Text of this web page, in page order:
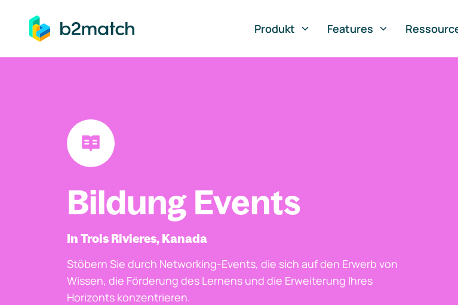
springen
Produkt
Features
Bildung Events
In Trois Rivieres, Kanada
Stöbern Sie durch Networking-Events, die sich auf den Erwerb von
Wissen, die Förderung des Lernens und die Erweiterung Ihres
Horizonts konzentrieren.